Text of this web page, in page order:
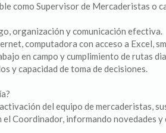
como Supervisor de Mercaderistas o
organización y comunicación efectiva.
computadora con acceso a Excel,
en campo y cumplimiento de rutas
y capacidad de toma de decisiones.
del equipo de mercaderistas,
el Coordinador, informando novedades